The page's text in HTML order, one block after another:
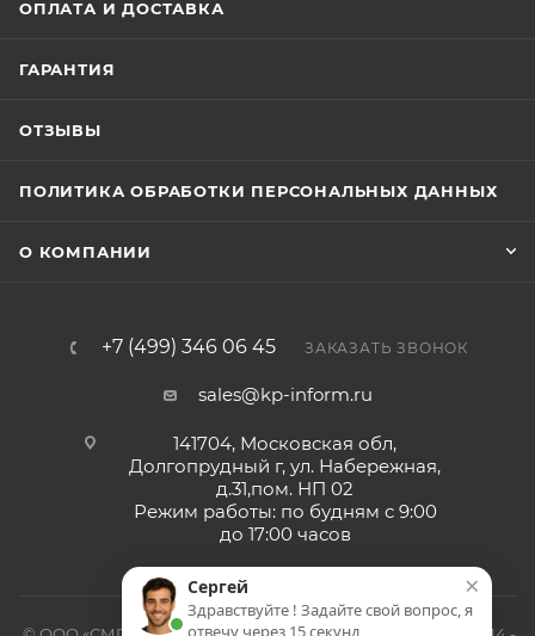
ОПЛАТА И ДОСТАВКА
ГАРАНТИЯ
ОТЗЫВЫ
ПОЛИТИКА ОБРАБОТКИ ПЕРСОНАЛЬНЫХ ДАННЫХ
О КОМПАНИИ
+7 (499) 346 06 45 ЗАКАЗАТЬ ЗВОНОК
sales@kp-inform.ru
141704, Московская обл,
Долгопрудный г, ул. Набережная,
д.31,пом. НП 02
Режим работы: по будням с 9:00
до 17:00 часов
×
Сергей
Здравствуйте ! Задайте свой вопрос, я
отвечу через 15 секунд